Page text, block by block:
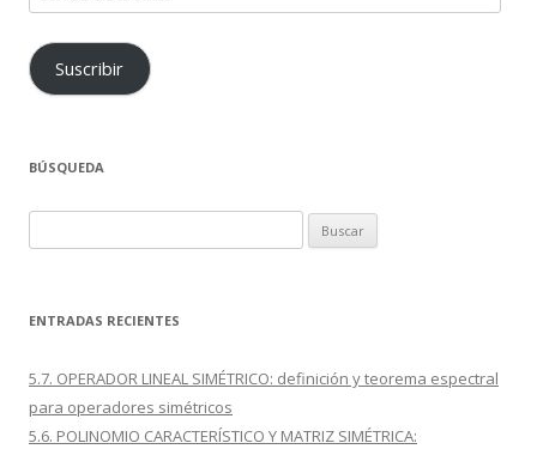
electrónico
Suscribir
BÚSQUEDA
ENTRADAS RECIENTES
5.7. OPERADOR LINEAL SIMÉTRICO: definición y teorema espectral
para operadores simétricos
5.6. POLINOMIO CARACTERÍSTICO Y MATRIZ SIMÉTRICA: